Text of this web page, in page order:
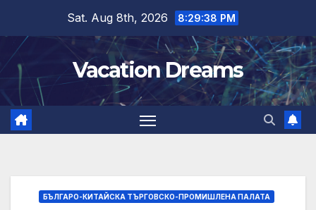
content
Sat. Aug 8th, 2026 8:29:39 PM
Vacation Dreams
БЪЛГАРО-КИТАЙСКА ТЪРГОВСКО-ПРОМИШЛЕНА ПАЛАТА